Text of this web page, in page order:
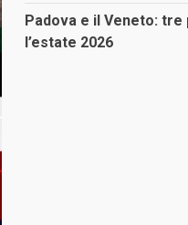
Padova e il Veneto:
l’estate 2026